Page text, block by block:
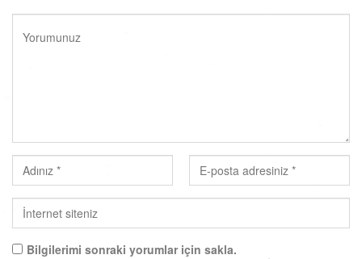
Bilgilerimi sonraki yorumlar için sakla.